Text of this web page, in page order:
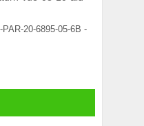
20-6895-05-6B -